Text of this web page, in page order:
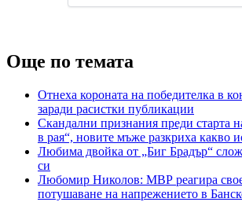
Още по темата
Отнеха короната на победителка в
заради расистки публикации
Скандални признания преди старта
в рая“, новите мъже разкриха какво
Любима двойка от „Биг Брадър“
си
Любомир Николов: МВР реагира
потушаване на напрежението в